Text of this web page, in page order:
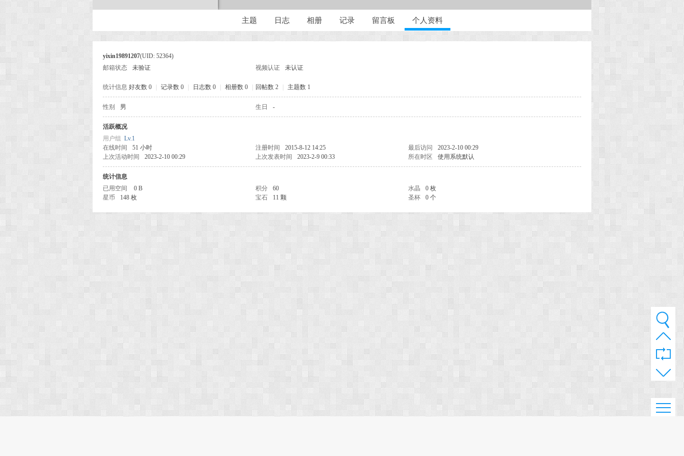
主题 日志 相册 记录 留言板 个人资料
yixin19891207(UID: 52364)
邮箱状态
未验证 视频认证 未认证
统计信息 好友数 0 记录数 0 日志数 0 相册数 0 回帖数 2 主题数 1
性别 男 生日 -
活跃概况
用户组 Lv.1
在线时间
51 小时 注册时间 2015-8-12 14:25 最后访问
2023-2-10 00:29
上次活动时间
2023-2-10 00:29 上次发表时间 2023-2-9 00:33 所在时区 使用系统默认
统计信息
已用空间
0 B 积分 60 水晶
0 枚
星币
148 枚 宝石 11 颗 圣杯 0 个